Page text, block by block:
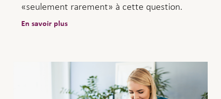
«seulement rarement» à cette question.
En savoir plus